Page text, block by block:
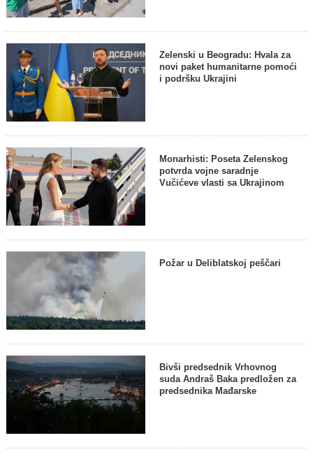
Zelenski u Beogradu: Hvala za
novi paket humanitarne pomoći
i podršku Ukrajini
Monarhisti: Poseta Zelenskog
potvrda vojne saradnje
Vučićeve vlasti sa Ukrajinom
Požar u Deliblatskoj peščari
Bivši predsednik Vrhovnog
suda Andraš Baka predložen za
predsednika Mađarske